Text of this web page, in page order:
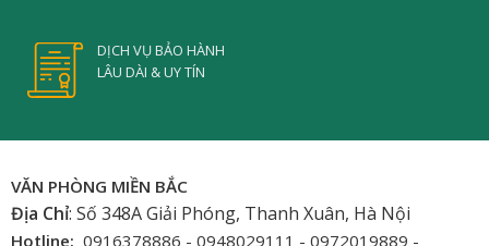
DỊCH VỤ BẢO HÀNH
LÂU DÀI & UY TÍN
VĂN PHÒNG MIỀN BẮC
Địa Chỉ: Số 348A Giải Phóng, Thanh Xuân, Hà Nội
Hotline: 0916378886 - 0948029111 - 0972019889 -